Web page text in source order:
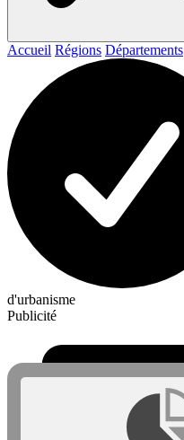
Accueil Régions Départements
d'urbanisme
Publicité